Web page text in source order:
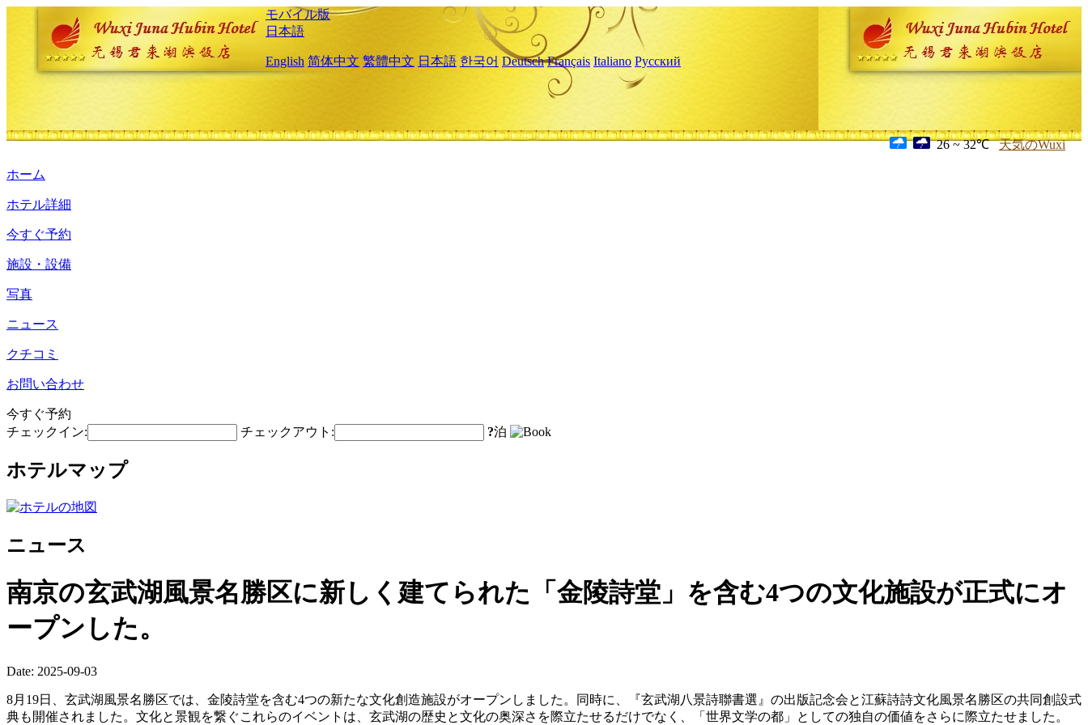
モバイル版
日本語
English 简体中文 繁體中文 日本語 한국어 Deutsch Français Italiano Русский
26 ~ 32℃ 天気のWuxi
ホーム
ホテル詳細
今すぐ予約
施設・設備
写真
ニュース
クチコミ
お問い合わせ
今すぐ予約
チェックイン:
チェックアウト: ?泊
ホテルマップ
ニュース
南京の玄武湖風景名勝区に新しく建てられた「金陵詩堂」を含む4つの文化施設が正式にオ
ープンした。
Date: 2025-09-03
8月19日、玄武湖風景名勝区では、金陵詩堂を含む4つの新たな文化創造施設がオープンしました。同時に、『玄武湖八景詩聯書選』の出版記念会と江蘇詩詩文化風景名勝区の共同創設式
典も開催されました。文化と景観を繋ぐこれらのイベントは、玄武湖の歴史と文化の奥深さを際立たせるだけでなく、「世界文学の都」としての独自の価値をさらに際立たせました。